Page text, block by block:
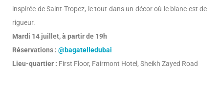
inspirée de Saint-Tropez, le tout dans un décor où le blanc est de
rigueur.
Mardi 14 juillet, à partir de 19h
Réservations : @bagatelledubai
Lieu-quartier : First Floor, Fairmont Hotel, Sheikh Zayed Road